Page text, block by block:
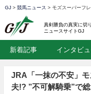
GJ > 競馬ニュース > モズスーパーフ
真剣勝負の真実に切
ニュースサイトGJ
新着記事 インタビ
JRA「一抹の不安」
夫!? ”不可解騎乗”で